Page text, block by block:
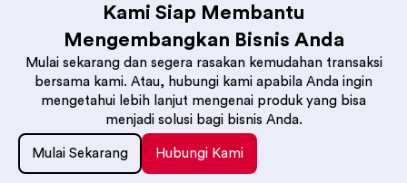
Kami Siap Membantu
Mengembangkan Bisnis Anda
Mulai sekarang dan segera rasakan kemudahan transaksi
bersama kami. Atau, hubungi kami apabila Anda ingin
mengetahui lebih lanjut mengenai produk yang bisa
menjadi solusi bagi bisnis Anda.
Mulai Sekarang Hubungi Kami